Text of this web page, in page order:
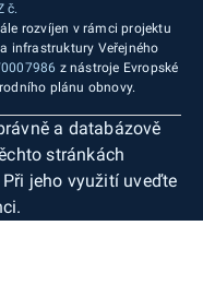
č.
rozvíjen v rámci projektu
infrastruktury Veřejného
z nástroje Evropské
plánu obnovy.
a databázově
stránkách
Při jeho využití uveďte